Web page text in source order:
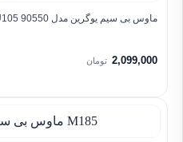
ماوس بی سیم یوگرین مدل MU105 90550
2,099,000 تومان